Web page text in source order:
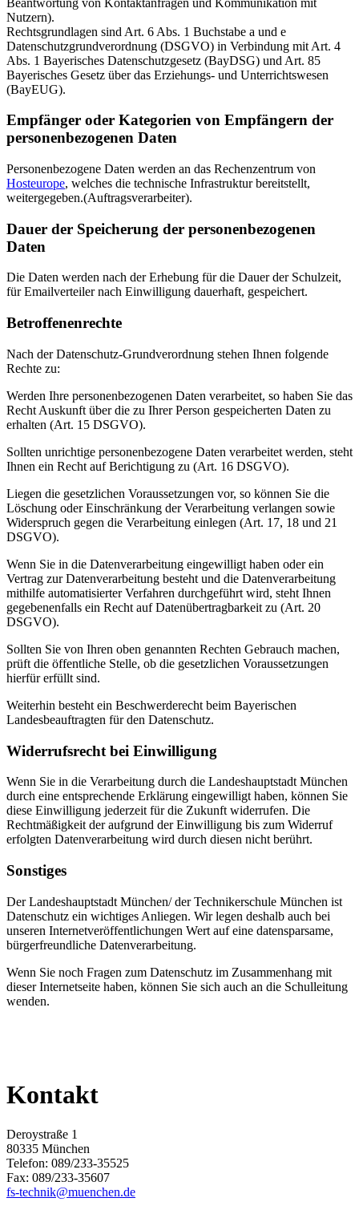
Nutzern).
Rechtsgrundlagen sind Art. 6 Abs. 1 Buchstabe a und e
Datenschutzgrundverordnung (DSGVO) in Verbindung mit Art. 4
Abs. 1 Bayerisches Datenschutzgesetz (BayDSG) und Art. 85
Bayerisches Gesetz über das Erziehungs- und Unterrichtswesen
(BayEUG).
Empfänger oder Kategorien von Empfängern der
personenbezogenen Daten
Personenbezogene Daten werden an das Rechenzentrum von
Hosteurope, welches die technische Infrastruktur bereitstellt,
weitergegeben.(Auftragsverarbeiter).
Dauer der Speicherung der personenbezogenen
Daten
Die Daten werden nach der Erhebung für die Dauer der Schulzeit,
für Emailverteiler nach Einwilligung dauerhaft, gespeichert.
Betroffenenrechte
Nach der Datenschutz-Grundverordnung stehen Ihnen folgende
Rechte zu:
Werden Ihre personenbezogenen Daten verarbeitet, so haben Sie das
Recht Auskunft über die zu Ihrer Person gespeicherten Daten zu
erhalten (Art. 15 DSGVO).
Sollten unrichtige personenbezogene Daten verarbeitet werden, steht
Ihnen ein Recht auf Berichtigung zu (Art. 16 DSGVO).
Liegen die gesetzlichen Voraussetzungen vor, so können Sie die
Löschung oder Einschränkung der Verarbeitung verlangen sowie
Widerspruch gegen die Verarbeitung einlegen (Art. 17, 18 und 21
DSGVO).
Wenn Sie in die Datenverarbeitung eingewilligt haben oder ein
Vertrag zur Datenverarbeitung besteht und die Datenverarbeitung
mithilfe automatisierter Verfahren durchgeführt wird, steht Ihnen
gegebenenfalls ein Recht auf Datenübertragbarkeit zu (Art. 20
DSGVO).
Sollten Sie von Ihren oben genannten Rechten Gebrauch machen,
prüft die öffentliche Stelle, ob die gesetzlichen Voraussetzungen
hierfür erfüllt sind.
Weiterhin besteht ein Beschwerderecht beim Bayerischen
Landesbeauftragten für den Datenschutz.
Widerrufsrecht bei Einwilligung
Wenn Sie in die Verarbeitung durch die Landeshauptstadt München
durch eine entsprechende Erklärung eingewilligt haben, können Sie
diese Einwilligung jederzeit für die Zukunft widerrufen. Die
Rechtmäßigkeit der aufgrund der Einwilligung bis zum Widerruf
erfolgten Datenverarbeitung wird durch diesen nicht berührt.
Sonstiges
Der Landeshauptstadt München/ der Technikerschule München ist
Datenschutz ein wichtiges Anliegen. Wir legen deshalb auch bei
unseren Internetveröffentlichungen Wert auf eine datensparsame,
bürgerfreundliche Datenverarbeitung.
Wenn Sie noch Fragen zum Datenschutz im Zusammenhang mit
dieser Internetseite haben, können Sie sich auch an die Schulleitung
wenden.
Kontakt
Deroystraße 1
80335 München
Telefon: 089/233-35525
Fax: 089/233-35607
fs-technik@muenchen.de